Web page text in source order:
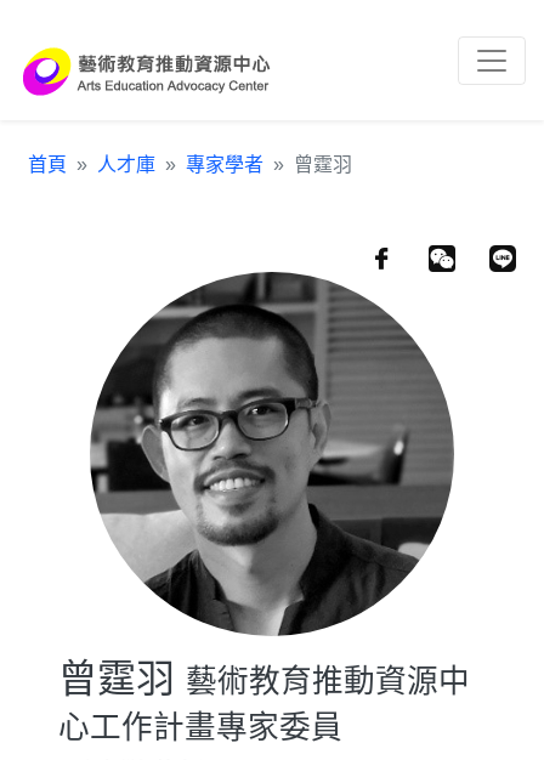
首頁 人才庫 專家學者 曾霆羽
曾霆羽 藝術教育推動資源中
心工作計畫專家委員